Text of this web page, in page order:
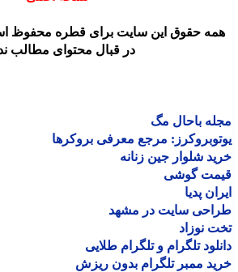
حقوق این سایت برای قطره محفوظ
در قبال محتوای مطالب
باحال مگ
مرجع معرفی بروکرها
شلوار جین زنانه
گوشی
پدیا
سایت در مشهد
نوزاد
تلگرام و تلگرام طلایی
ممبر تلگرام بدون ریزش